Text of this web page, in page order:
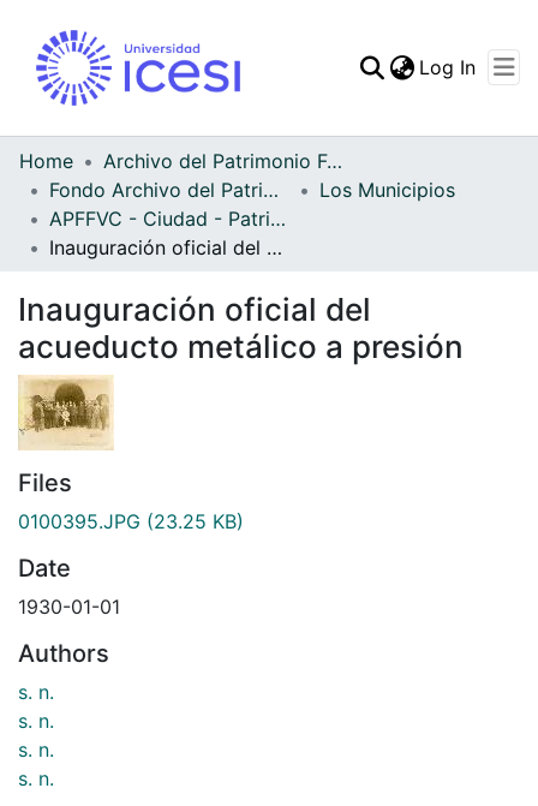
Statistics
Log In
Home
Archivo del Patrimonio Fotográfico y Fílmico del Valle del Cauca
Fondo Archivo del Patrimonio Fotográfico y Fílmico del Valle del Cauca
Los Municipios
APFFVC - Ciudad - Patrimonial
Inauguración oficial del acueducto metálico a presión
Inauguración oficial del
acueducto metálico a presión
Files
0100395.JPG (23.25 KB)
Date
1930-01-01
Authors
s. n.
s. n.
s. n.
s. n.